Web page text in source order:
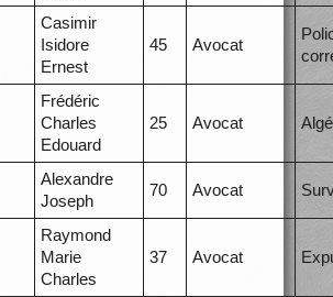
Casimir
Isidore
Ernest
45 Avocat
Frédéric
Charles
Edouard
25 Avocat
Alexandre
Joseph
70 Avocat
Raymond
Marie
Charles
37 Avocat